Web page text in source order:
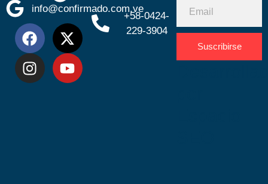
info@confirmado.com.ve
+58-0424-
229-3904
Suscribirse